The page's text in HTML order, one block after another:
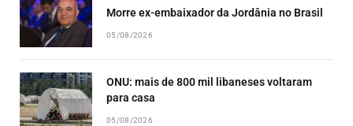
Morre ex-embaixador da Jordânia no Brasil
05/08/2026
ONU: mais de 800 mil libaneses voltaram
para casa
05/08/2026